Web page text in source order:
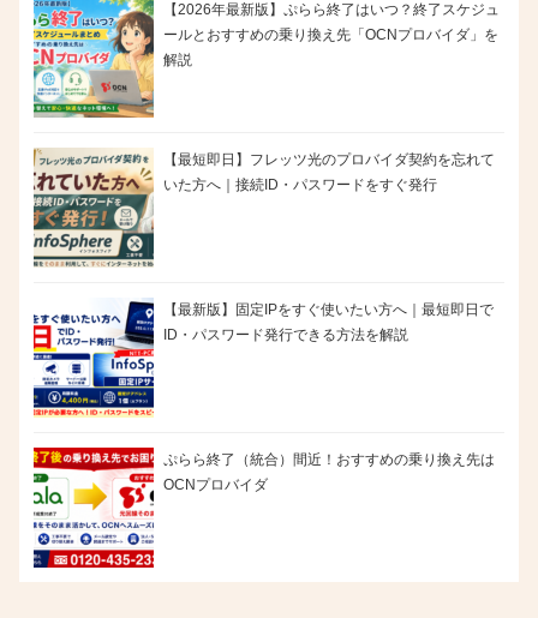
【2026年最新版】ぷらら終了はいつ？終了スケジュ
ールとおすすめの乗り換え先「OCNプロバイダ」を
解説
【最短即日】フレッツ光のプロバイダ契約を忘れて
いた方へ｜接続ID・パスワードをすぐ発行
【最新版】固定IPをすぐ使いたい方へ｜最短即日で
ID・パスワード発行できる方法を解説
ぷらら終了（統合）間近！おすすめの乗り換え先は
OCNプロバイダ